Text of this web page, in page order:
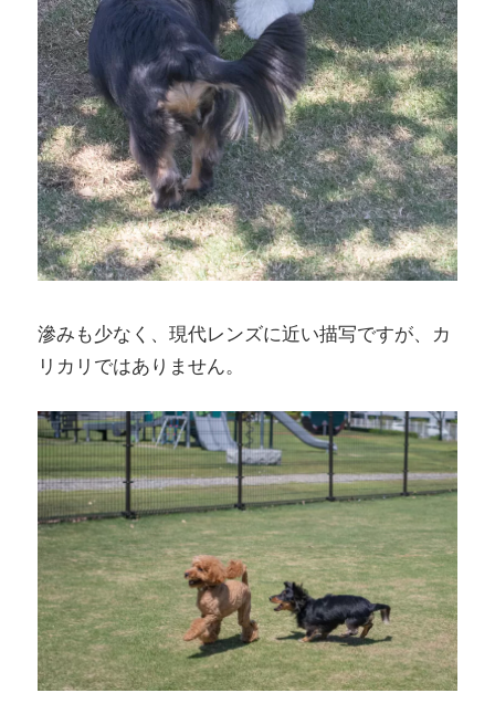
滲みも少なく、現代レンズに近い描写ですが、カ
リカリではありません。